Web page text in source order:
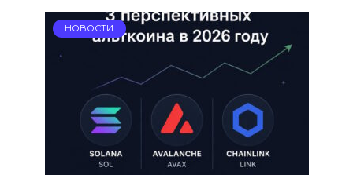
НОВОСТИ